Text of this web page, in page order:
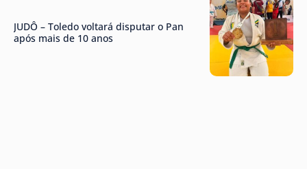
JUDÔ – Toledo voltará disputar o Pan
após mais de 10 anos